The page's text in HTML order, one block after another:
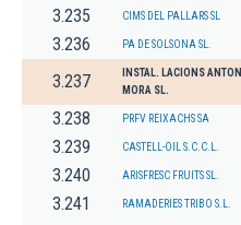
3.235 CIMS DEL PALLARS SL
3.236 PA DE SOLSONA SL.
3.237
INSTAL. LACIONS ANTONI
MORA SL.
3.238 PRFV REIXACHS SA
3.239 CASTELL-OIL S.C.C.L.
3.240 ARISFRESC FRUITS SL.
3.241 RAMADERIES TRIBO S.L.